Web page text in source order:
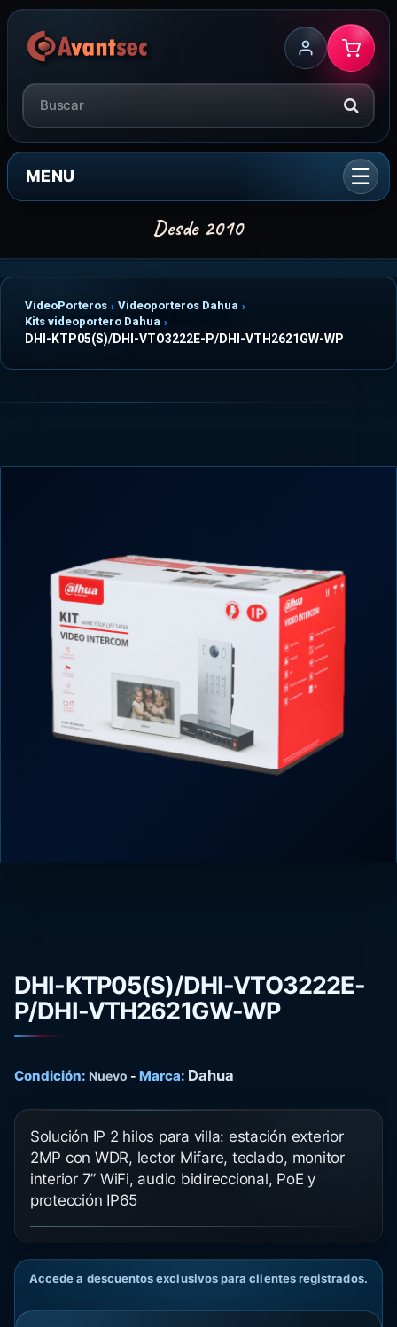
MENU
VideoPorteros
Videoporteros Dahua
Kits videoportero Dahua
DHI-KTP05(S)/DHI-VTO3222E-P/DHI-VTH2621GW-WP
DHI-KTP05(S)/DHI-VTO3222E-
P/DHI-VTH2621GW-WP
Condición: Nuevo - Marca: Dahua
Solución IP 2 hilos para villa: estación exterior
2MP con WDR, lector Mifare, teclado, monitor
interior 7” WiFi, audio bidireccional, PoE y
protección IP65
Accede a descuentos exclusivos para clientes registrados.